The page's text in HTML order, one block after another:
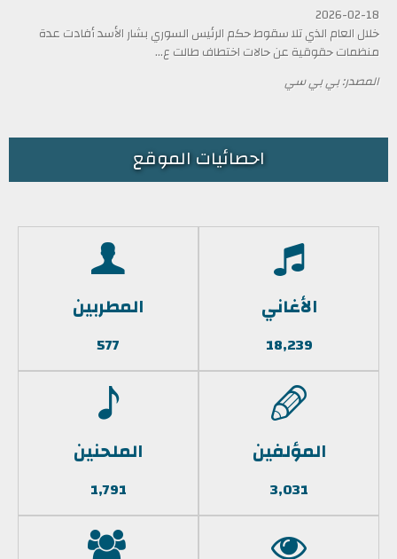
2026-02-18
خلال العام الذي تلا سقوط حكم الرئيس السوري بشار الأسد أفادت عدة
منظمات حقوقية عن حالات اختطاف طالت ع...
المصدر: بي بي سي
احصائيات الموقع
الأغاني
18,239
المطربين
577
المؤلفين
3,031
الملحنين
1,791